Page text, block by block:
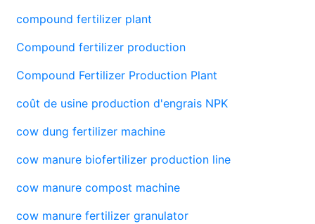
compound fertilizer plant
Compound fertilizer production
Compound Fertilizer Production Plant
coût de usine production d'engrais NPK
cow dung fertilizer machine
cow manure biofertilizer production line
cow manure compost machine
cow manure fertilizer granulator